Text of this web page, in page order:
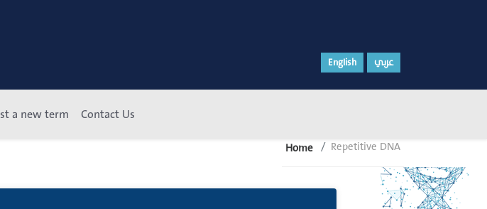
English عربي
a new term Contact Us
Home Repetitive DNA